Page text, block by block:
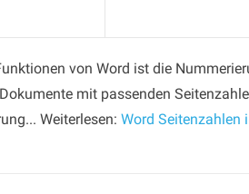
von Word ist die
mit passenden
Weiterlesen: Word Seitenzahlen